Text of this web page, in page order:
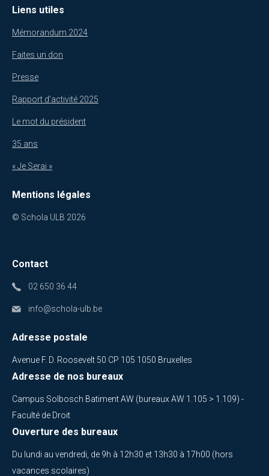
Liens utiles
Mémorandum 2024
Faites un don
Presse
Rapport d’activité 2025
Le mot du président
35 ans
« Je Serai »
Mentions légales
© Schola ULB 2026
Contact
02 650 36 44
info@schola-ulb.be
Adresse postale
Avenue F. D. Roosevelt 50 CP 105 1050 Bruxelles
Adresse de nos bureaux
Campus Solbosch Batiment AW (bureaux AW 1.105 > 1.109) -
Faculté de Droit
Ouverture des bureaux
Du lundi au vendredi, de 9h à 12h30 et 13h30 à 17h00 (hors
vacances scolaires)